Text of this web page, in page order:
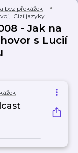
bez překážek
, Cizí jazyky
- Jak na
s Lucií